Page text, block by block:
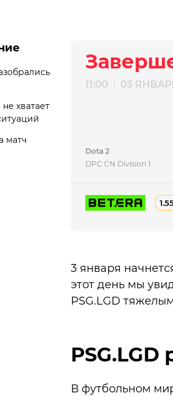
хватает
матч
11:00 03
Dota 2
DPC CN Division 1
3 января
этот день мы
PSG.LGD
В футбольном